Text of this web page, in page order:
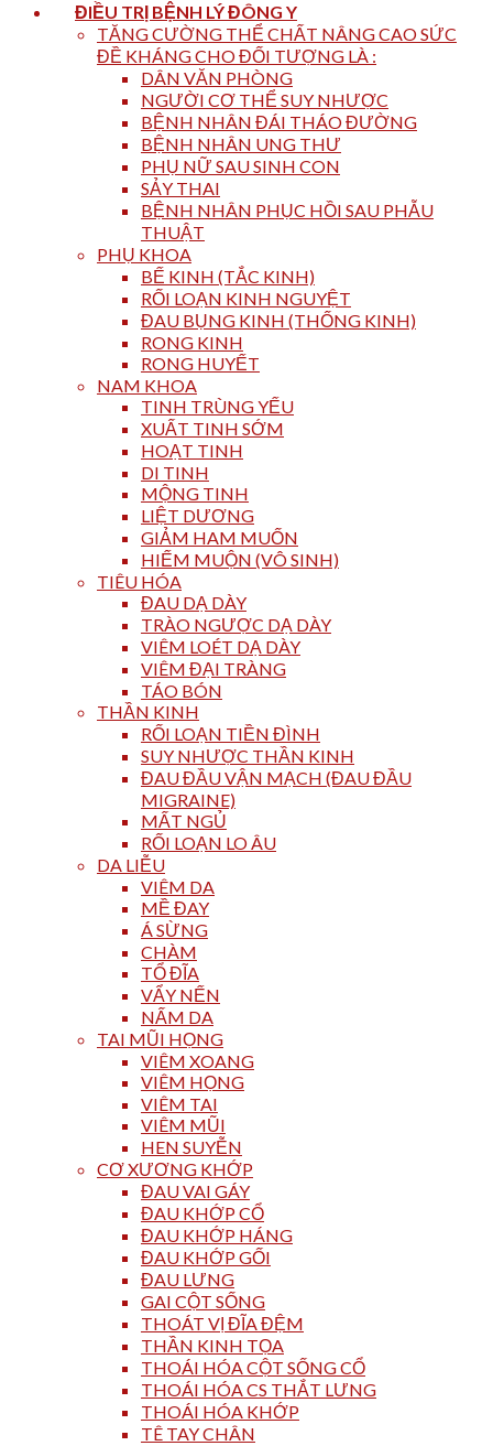
ĐIỀU TRỊ BỆNH LÝ ĐÔNG Y
TĂNG CƯỜNG THỂ CHẤT NÂNG CAO SỨC
ĐỀ KHÁNG CHO ĐỐI TƯỢNG LÀ :
DÂN VĂN PHÒNG
NGƯỜI CƠ THỂ SUY NHƯỢC
BỆNH NHÂN ĐÁI THÁO ĐƯỜNG
BỆNH NHÂN UNG THƯ
PHỤ NỮ SAU SINH CON
SẢY THAI
BỆNH NHÂN PHỤC HỒI SAU PHẪU
THUẬT
PHỤ KHOA
BẾ KINH (TẮC KINH)
RỐI LOẠN KINH NGUYỆT
ĐAU BỤNG KINH (THỐNG KINH)
RONG KINH
RONG HUYẾT
NAM KHOA
TINH TRÙNG YẾU
XUẤT TINH SỚM
HOẠT TINH
DI TINH
MỘNG TINH
LIỆT DƯƠNG
GIẢM HAM MUỐN
HIẾM MUỘN (VÔ SINH)
TIÊU HÓA
ĐAU DẠ DÀY
TRÀO NGƯỢC DẠ DÀY
VIÊM LOÉT DẠ DÀY
VIÊM ĐẠI TRÀNG
TÁO BÓN
THẦN KINH
RỐI LOẠN TIỀN ĐÌNH
SUY NHƯỢC THẦN KINH
ĐAU ĐẦU VẬN MẠCH (ĐAU ĐẦU
MIGRAINE)
MẤT NGỦ
RỐI LOẠN LO ÂU
DA LIỄU
VIÊM DA
MỀ ĐAY
Á SỪNG
CHÀM
TỔ ĐĨA
VẨY NẾN
NẤM DA
TAI MŨI HỌNG
VIÊM XOANG
VIÊM HỌNG
VIÊM TAI
VIÊM MŨI
HEN SUYỄN
CƠ XƯƠNG KHỚP
ĐAU VAI GÁY
ĐAU KHỚP CỔ
ĐAU KHỚP HÁNG
ĐAU KHỚP GỐI
ĐAU LƯNG
GAI CỘT SỐNG
THOÁT VỊ ĐĨA ĐỆM
THẦN KINH TỌA
THOÁI HÓA CỘT SỐNG CỔ
THOÁI HÓA CS THẮT LƯNG
THOÁI HÓA KHỚP
TÊ TAY CHÂN